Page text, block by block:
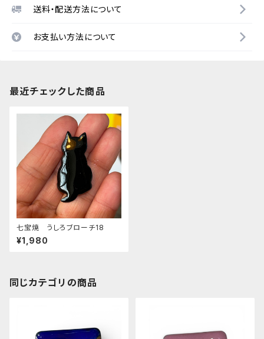
送料・配送方法について
お支払い方法について
最近チェックした商品
七宝焼 うしろブローチ18
¥1,980
同じカテゴリの商品